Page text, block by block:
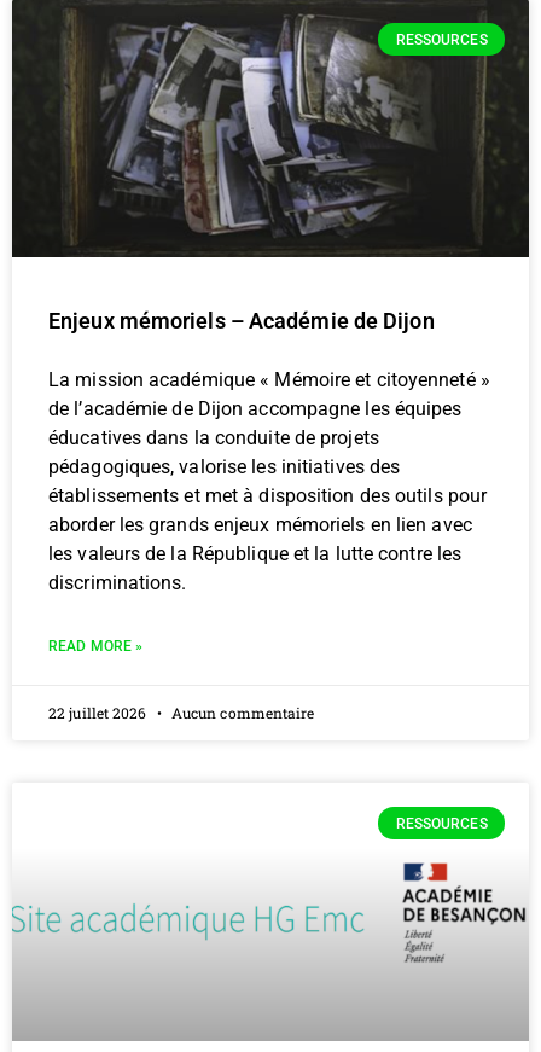
RESSOURCES
Enjeux mémoriels – Académie de Dijon
La mission académique « Mémoire et citoyenneté »
de l’académie de Dijon accompagne les équipes
éducatives dans la conduite de projets
pédagogiques, valorise les initiatives des
établissements et met à disposition des outils pour
aborder les grands enjeux mémoriels en lien avec
les valeurs de la République et la lutte contre les
discriminations.
READ MORE »
22 juillet 2026 Aucun commentaire
RESSOURCES